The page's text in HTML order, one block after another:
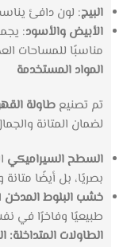
البيج: لون دافئ
الأبيض والأسود:
مناسبًا للمساحات
المواد المستخدمة
تم تصنيع طاولة
لضمان المتانة
السطح السيراميكي
بصريًا، بل أيضًا
خشب البلوط المدخن
طبيعيًا وفاخرًا في
الطاولات